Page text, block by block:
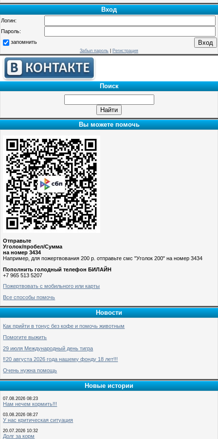
Вход
Логин:
Пароль:
запомнить
Забыл пароль Регистрация
Поиск
Вы можете помочь
Отправьте
Уголок/пробел/Сумма
на номер 3434
Например, для пожертвования 200 р. отправьте смс "Уголок 200" на номер 3434
Пополнить голодный телефон БИЛАЙН
+7 965 513 5207
Пожертвовать с мобильного или карты
Все способы помочь
Новости
Как прийти в тонус без кофе и помочь животным
Помогите выжить
29 июля Международный день тигра
‼️20 августа 2026 года нашему фонду 18 лет!!!
Очень нужна помощь
Новые истории
07.08.2026 08:23
Нам нечем кормить!!!
03.08.2026 08:27
У нас критическая ситуация
20.07.2026 10:32
Долг за корм